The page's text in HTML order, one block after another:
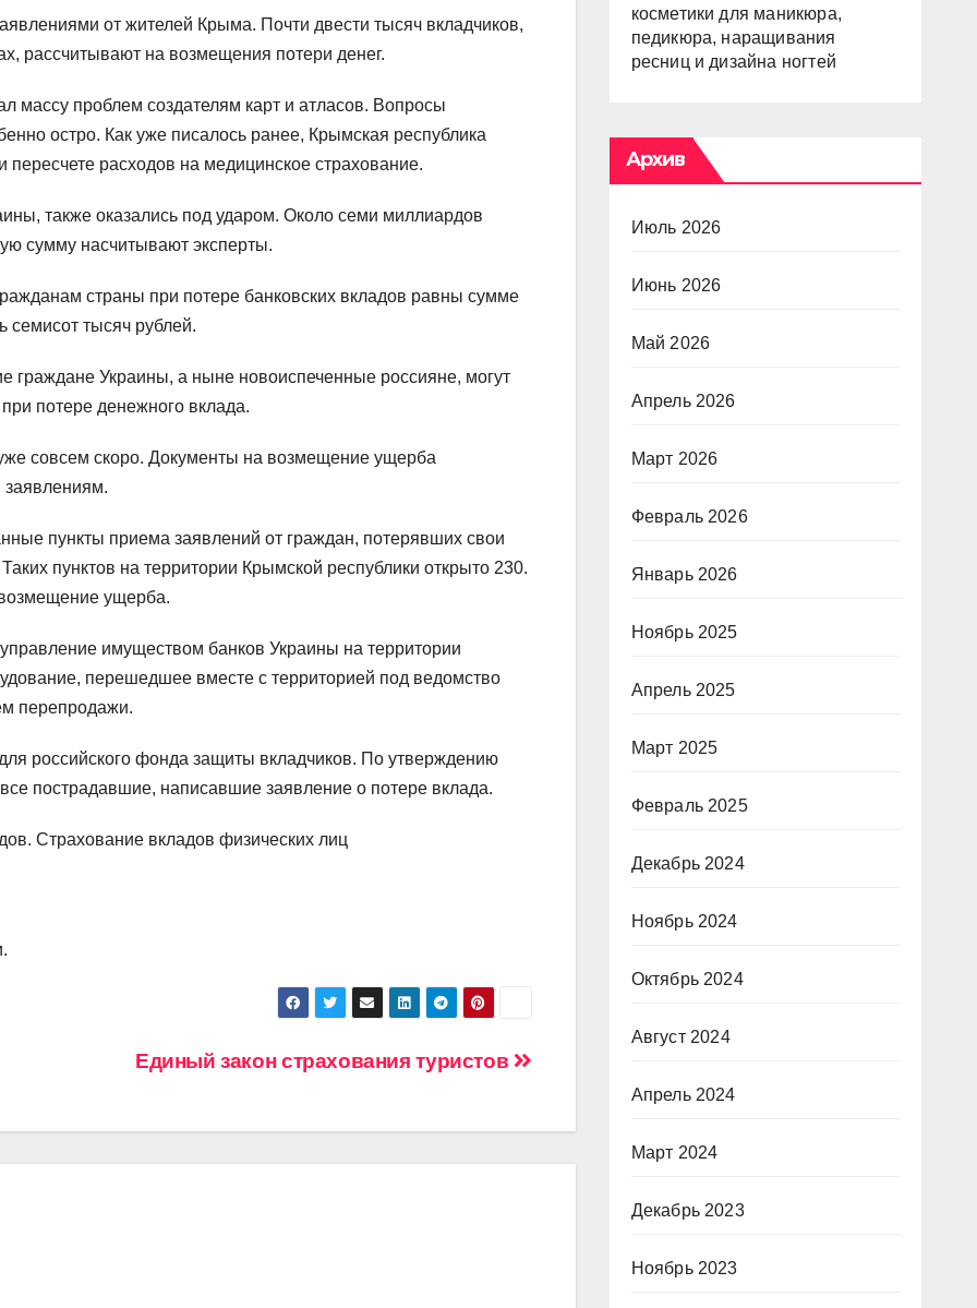
от жителей Крыма. Почти двести тысяч вкладчиков,
рассчитывают на возмещения потери денег.
массу проблем создателям карт и атласов. Вопросы
остро. Как уже писалось ранее, Крымская республика
расходов на медицинское страхование.
также оказались под ударом. Около семи миллиардов
сумму насчитывают эксперты.
страны при потере банковских вкладов равны сумме
тысяч рублей.
граждане Украины, а ныне новоиспеченные россияне, могут
потере денежного вклада.
совсем скоро. Документы на возмещение ущерба
заявлениям.
пункты приема заявлений от граждан, потерявших свои
пунктов на территории Крымской республики открыто 230.
ущерба.
имуществом банков Украины на территории
перешедшее вместе с территорией под ведомство
перепродажи.
российского фонда защиты вкладчиков. По утверждению
пострадавшие, написавшие заявление о потере вклада.
Страхование вкладов физических лиц
Единый закон страхования туристов
косметики для маникюра,
педикюра, наращивания
ресниц и дизайна ногтей
Архив
Июль 2026
Июнь 2026
Май 2026
Апрель 2026
Март 2026
Февраль 2026
Январь 2026
Ноябрь 2025
Апрель 2025
Март 2025
Февраль 2025
Декабрь 2024
Ноябрь 2024
Октябрь 2024
Август 2024
Апрель 2024
Март 2024
Декабрь 2023
Ноябрь 2023